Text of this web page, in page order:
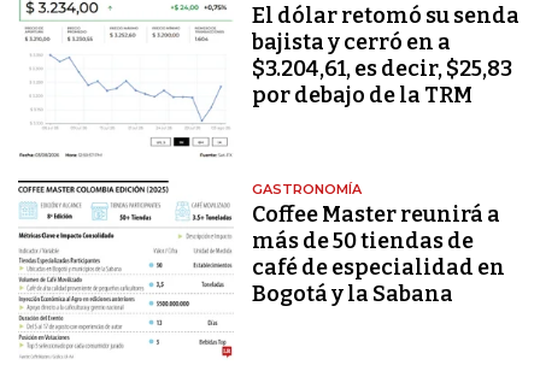
El dólar retomó su senda
bajista y cerró en a
$3.204,61, es decir, $25,83
por debajo de la TRM
GASTRONOMÍA
Coffee Master reunirá a
más de 50 tiendas de
café de especialidad en
Bogotá y la Sabana